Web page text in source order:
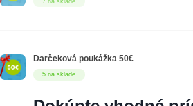
5 na sklade
Darčeková poukážka 50€